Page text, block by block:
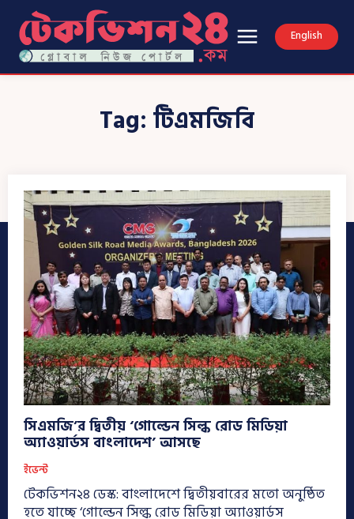
English
Tag: টিএমজিবি
সিএমজি’র দ্বিতীয় ‘গোল্ডেন সিল্ক রোড মিডিয়া
অ্যাওয়ার্ডস বাংলাদেশ’ আসছে
ইভেন্ট
টেকভিশন২৪ ডেস্ক: বাংলাদেশে দ্বিতীয়বারের মতো অনুষ্ঠিত
হতে যাচ্ছে ‘গোল্ডেন সিল্ক রোড মিডিয়া অ্যাওয়ার্ডস